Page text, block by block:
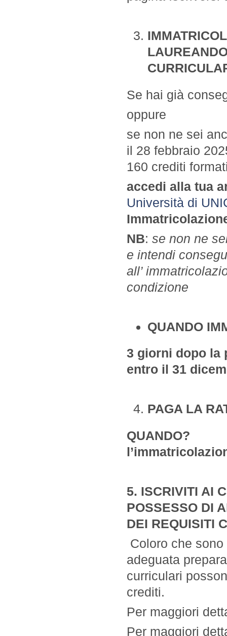
Se hai già
oppure
se non ne sei
il 28 febbraio
160 crediti
accedi alla tua
Università di
NB: se non ne
e intendi
all’
condizione
QUANDO
3 giorni dopo la
entro il 31
PAGA LA
QUANDO?
5. ISCRIVITI AI
POSSESSO DI
DEI REQUISITI
Coloro che
adeguata
curriculari
crediti.
Per maggiori
Per maggiori